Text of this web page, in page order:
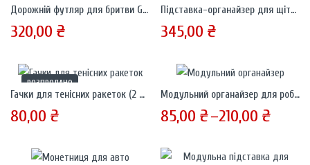
Дорожній футляр для бритви Gilette Fusion та змінних лез
320,00 ₴
Підставка-органайзер для щіток Oral-B
345,00 ₴
РОЗПРОДАНО
Гачки для тенісних ракеток (2 шт)
80,00 ₴
Модульний органайзер для робочого столу
85,00 ₴–210,00 ₴
CREATE AN ACCOUNT